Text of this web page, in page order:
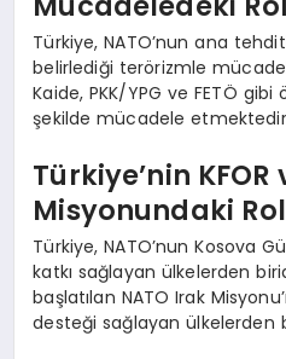
Türkiye, NATO’nun ana
belirlediği terörizmle
Kaide, PKK/YPG ve FETÖ gibi
şekilde mücadele
Türkiye’nin
Misyonundaki
Türkiye, NATO’nun Kosova
katkı sağlayan ülkelerden
başlatılan NATO Irak
desteği sağlayan ülkelerden